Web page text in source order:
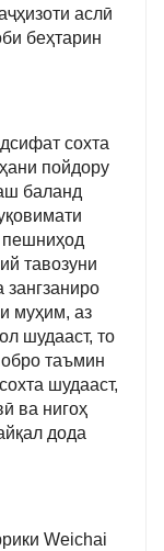
аслӣ
беҳтарин
сохта
пойдору
баланд
пешниҳод
тавозуни
зангзаниро
муҳим, аз
шудааст, то
таъмин
шудааст,
ва нигоҳ
дода
Weichai